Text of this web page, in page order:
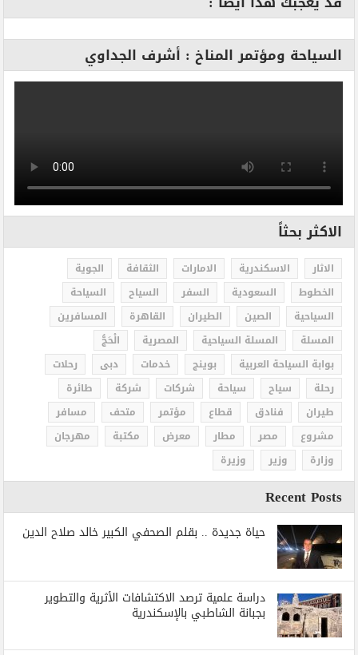
السياحة ومؤتمر المناخ : أشرف الجداوي
الاكثر بحثاً
الاثار الاسكندرية الامارات الثقافة
الجوية
الخطوط
السعودية السفر السياح
السياحة
السياحية
الصين الطيران القاهرة
المسافرين
المسلة
المسلة السياحية المصرية
الْحَجُّ
بوابة السياحة العربية
بوينج خدمات دبى
رحلات
رحلة
سياح سياحة شركات شركة
طائرة
طيران
فنادق قطاع مؤتمر متحف
مسافر
مشروع
مصر مطار معرض مكتبة
مهرجان
وزارة
وزير وزيرة
Recent Posts
حياة جديدة .. بقلم الصحفي الكبير خالد صلاح الدين
دراسة علمية ترصد الاكتشافات الأثرية والتطوير
بجبانة الشاطبي بالإسكندرية